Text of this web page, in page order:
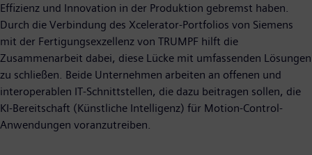
Effizienz und Innovation in der Produktion gebremst haben.
Durch die Verbindung des Xcelerator-Portfolios von Siemens
mit der Fertigungsexzellenz von TRUMPF hilft die
Zusammenarbeit dabei, diese Lücke mit umfassenden Lösungen
zu schließen. Beide Unternehmen arbeiten an offenen und
interoperablen IT-Schnittstellen, die dazu beitragen sollen, die
KI-Bereitschaft (Künstliche Intelligenz) für Motion-Control-
Anwendungen voranzutreiben.